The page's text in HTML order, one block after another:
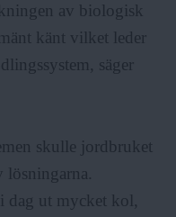
av biologisk
känt vilket leder
säger
skulle jordbruket
lösningarna.
dag ut mycket kol,